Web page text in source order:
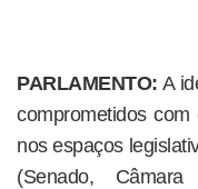
PARLAMENTO: A
comprometidos
nos espaços
(Senado,